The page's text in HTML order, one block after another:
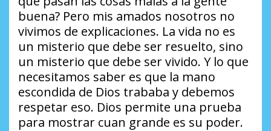
buena? Pero mis amados nosotros no
vivimos de explicaciones. La vida no es
un misterio que debe ser resuelto, sino
un misterio que debe ser vivido. Y lo que
necesitamos saber es que la mano
escondida de Dios trababa y debemos
respetar eso. Dios permite una prueba
para mostrar cuan grande es su poder.